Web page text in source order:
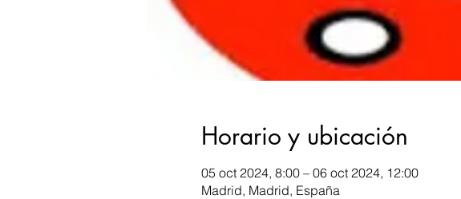
Horario y ubicación
05 oct 2024, 8:00 – 06 oct 2024, 12:00
Madrid, Madrid, España